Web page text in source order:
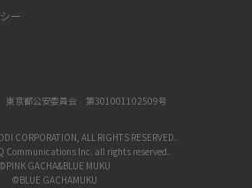
ブロックした番号の確認方法を解説
ー
東京都公安委員会 第301001102509号
CORPORATION, ALL RIGHTS RESERVED.
Communications Inc. all rights reserved.
©PINK GACHA&BLUE MUKU
©BLUE GACHAMUKU